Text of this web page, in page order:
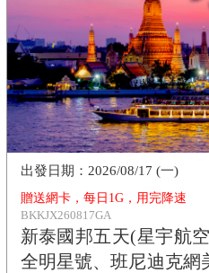
贈送網卡，每日1G，用完降速
BKKJX260817GA
新泰國邦五天(星宇航
全明星號、班尼迪克網
2026/08/17 (一)